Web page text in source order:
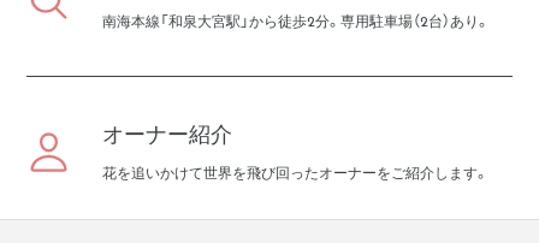
南海本線「和泉大宮駅」から徒歩2分。専用駐車場（2台）あり。
オーナー紹介
花を追いかけて世界を飛び回ったオーナーをご紹介します。